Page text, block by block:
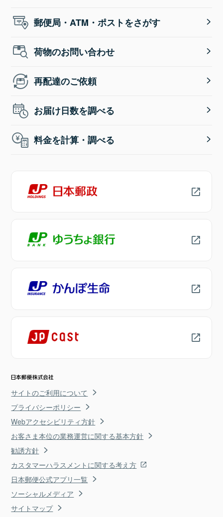
郵便局・ATM・ポストをさがす
荷物のお問い合わせ
再配達のご依頼
お届け日数を調べる
料金を計算・調べる
サイトのご利用について
プライバシーポリシー
Webアクセシビリティ方針
お客さま本位の業務運営に関する基本方針
勧誘方針
カスタマーハラスメントに関する考え方
日本郵便公式アプリ一覧
ソーシャルメディア
サイトマップ